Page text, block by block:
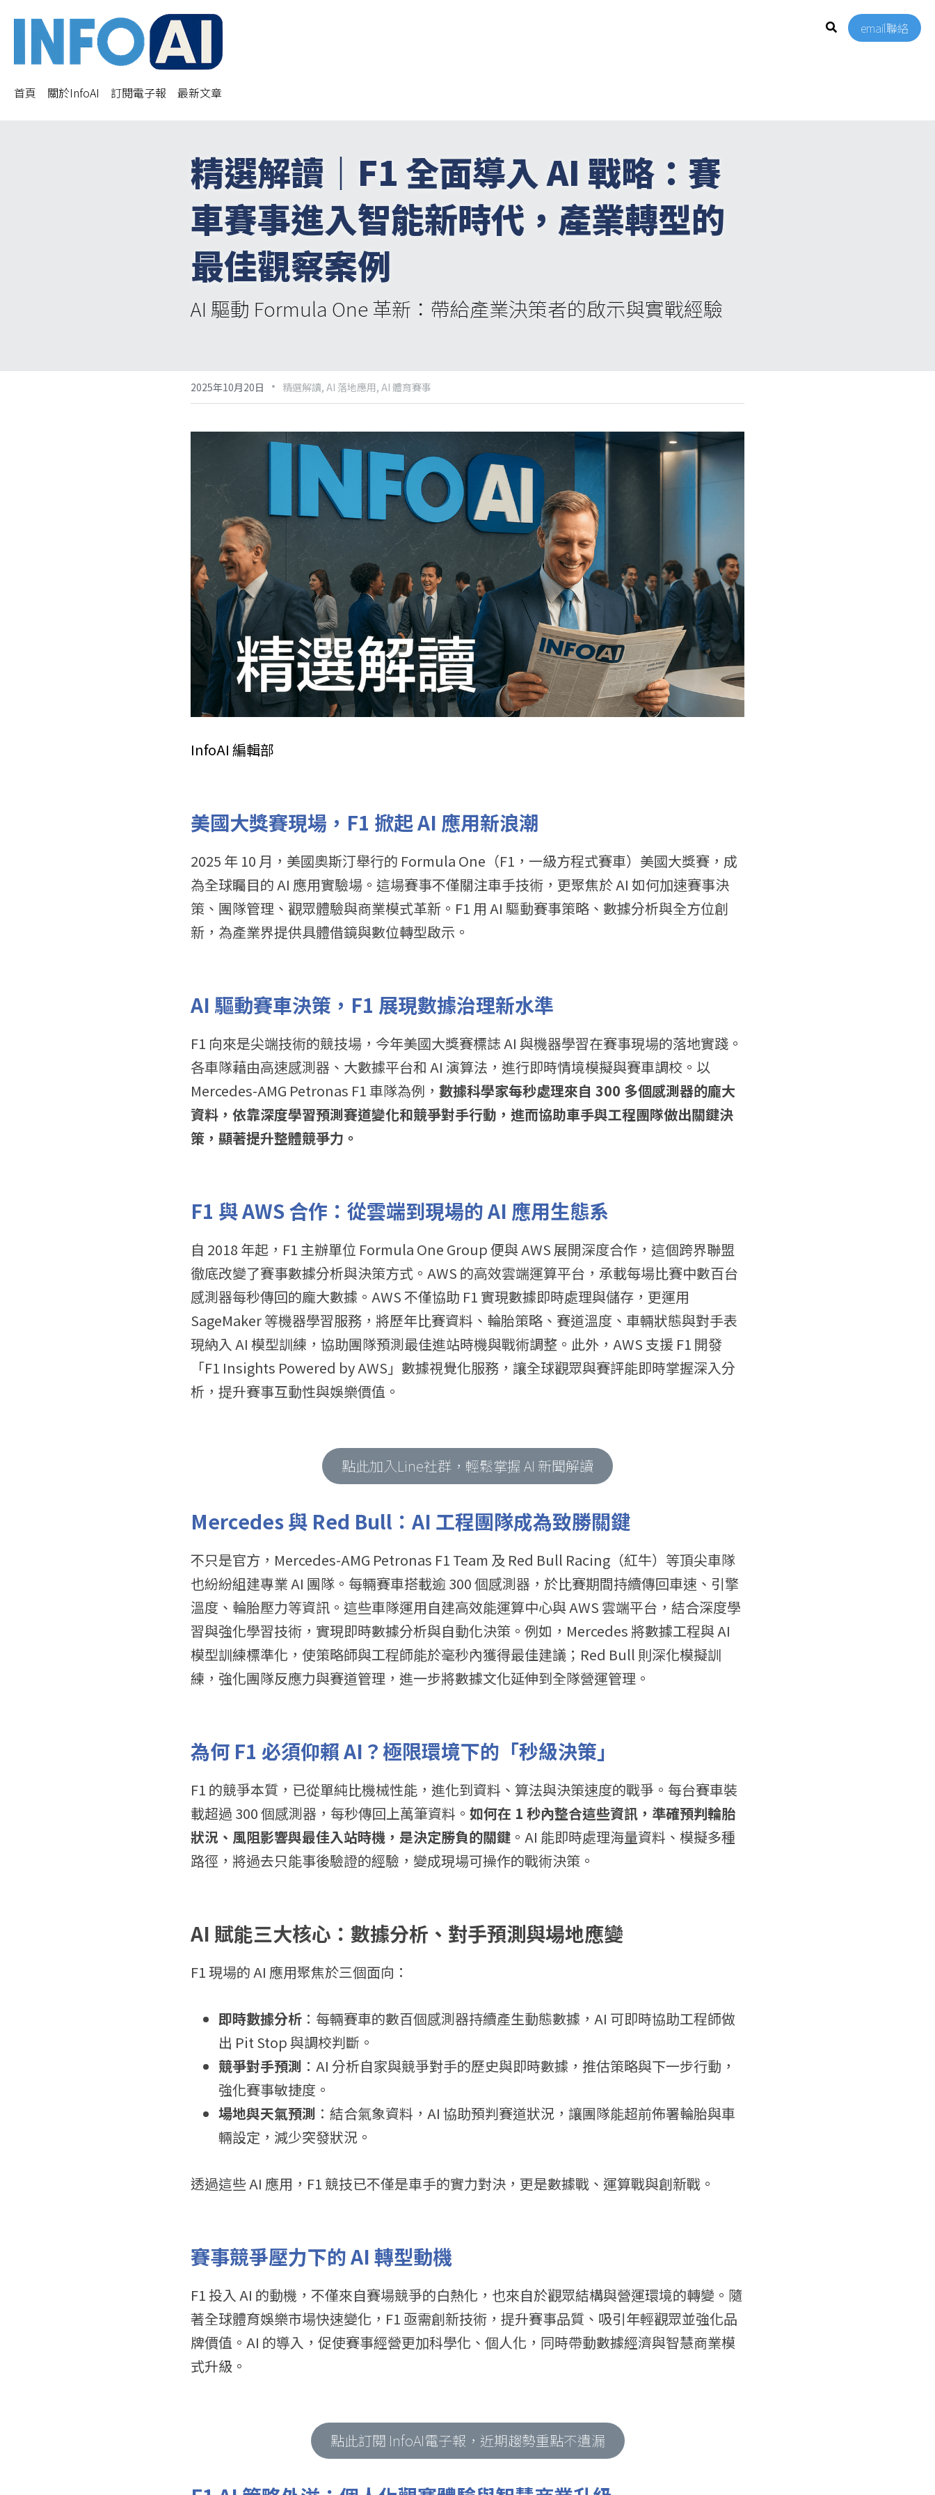
email聯絡
首頁 關於InfoAI 訂閱電子報 最新文章
精選解讀｜F1 全面導入 AI 戰略：賽
車賽事進入智能新時代，產業轉型的
最佳觀察案例
AI 驅動 Formula One 革新：帶給產業決策者的啟示與實戰經驗
2025年10月20日 · 精選解讀, AI 落地應用, AI 體育賽事
InfoAI 編輯部
美國大獎賽現場，F1 掀起 AI 應用新浪潮
2025 年 10 月，美國奧斯汀舉行的 Formula One（F1，一級方程式賽車）美國大獎賽，成
為全球矚目的 AI 應用實驗場。這場賽事不僅關注車手技術，更聚焦於 AI 如何加速賽事決
策、團隊管理、觀眾體驗與商業模式革新。F1 用 AI 驅動賽事策略、數據分析與全方位創
新，為產業界提供具體借鏡與數位轉型啟示。
AI 驅動賽車決策，F1 展現數據治理新水準
F1 向來是尖端技術的競技場，今年美國大獎賽標誌 AI 與機器學習在賽事現場的落地實踐。
各車隊藉由高速感測器、大數據平台和 AI 演算法，進行即時情境模擬與賽車調校。以
Mercedes-AMG Petronas F1 車隊為例， 數據科學家每秒處理來自 300 多個感測器的龐大
資料，依靠深度學習預測賽道變化和競爭對手行動，進而協助車手與工程團隊做出關鍵決
策，顯著提升整體競爭力。
F1 與 AWS 合作：從雲端到現場的 AI 應用生態系
自 2018 年起，F1 主辦單位 Formula One Group 便與 AWS 展開深度合作，這個跨界聯盟
徹底改變了賽事數據分析與決策方式。AWS 的高效雲端運算平台，承載每場比賽中數百台
感測器每秒傳回的龐大數據。AWS 不僅協助 F1 實現數據即時處理與儲存，更運用
SageMaker 等機器學習服務，將歷年比賽資料、輪胎策略、賽道溫度、車輛狀態與對手表
現納入 AI 模型訓練，協助團隊預測最佳進站時機與戰術調整。此外，AWS 支援 F1 開發
「F1 Insights Powered by AWS」數據視覺化服務，讓全球觀眾與賽評能即時掌握深入分
析，提升賽事互動性與娛樂價值。
點此加入Line社群，輕鬆掌握 AI 新聞解讀
Mercedes 與 Red Bull：AI 工程團隊成為致勝關鍵
不只是官方，Mercedes-AMG Petronas F1 Team 及 Red Bull Racing（紅牛）等頂尖車隊
也紛紛組建專業 AI 團隊。每輛賽車搭載逾 300 個感測器，於比賽期間持續傳回車速、引擎
溫度、輪胎壓力等資訊。這些車隊運用自建高效能運算中心與 AWS 雲端平台，結合深度學
習與強化學習技術，實現即時數據分析與自動化決策。例如，Mercedes 將數據工程與 AI
模型訓練標準化，使策略師與工程師能於毫秒內獲得最佳建議；Red Bull 則深化模擬訓
練，強化團隊反應力與賽道管理，進一步將數據文化延伸到全隊營運管理。
為何 F1 必須仰賴 AI？極限環境下的「秒級決策」
F1 的競爭本質，已從單純比機械性能，進化到資料、算法與決策速度的戰爭。每台賽車裝
載超過 300 個感測器，每秒傳回上萬筆資料。 如何在 1 秒內整合這些資訊，準確預判輪胎
狀況、風阻影響與最佳入站時機，是決定勝負的關鍵 。AI 能即時處理海量資料、模擬多種
路徑，將過去只能事後驗證的經驗，變成現場可操作的戰術決策。
AI 賦能三大核心：數據分析、對手預測與場地應變
F1 現場的 AI 應用聚焦於三個面向：
即時數據分析 ：每輛賽車的數百個感測器持續產生動態數據，AI 可即時協助工程師做
出 Pit Stop 與調校判斷。
競爭對手預測 ：AI 分析自家與競爭對手的歷史與即時數據，推估策略與下一步行動，
強化賽事敏捷度。
場地與天氣預測 ：結合氣象資料，AI 協助預判賽道狀況，讓團隊能超前佈署輪胎與車
輛設定，減少突發狀況。
透過這些 AI 應用，F1 競技已不僅是車手的實力對決，更是數據戰、運算戰與創新戰。
賽事競爭壓力下的 AI 轉型動機
F1 投入 AI 的動機，不僅來自賽場競爭的白熱化，也來自於觀眾結構與營運環境的轉變。隨
著全球體育娛樂市場快速變化，F1 亟需創新技術，提升賽事品質、吸引年輕觀眾並強化品
牌價值。AI 的導入，促使賽事經營更加科學化、個人化，同時帶動數據經濟與智慧商業模
式升級。
點此訂閱 InfoAI電子報，近期趨勢重點不遺漏